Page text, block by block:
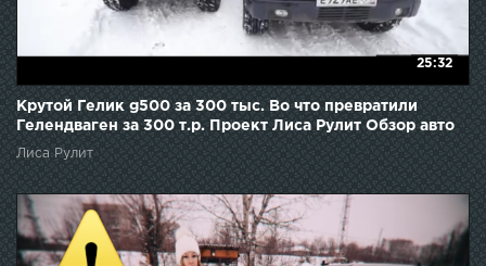
25:32
Крутой Гелик g500 за 300 тыс. Во что превратили
Гелендваген за 300 т.р. Проект Лиса Рулит Обзор авто
Лиса Рулит